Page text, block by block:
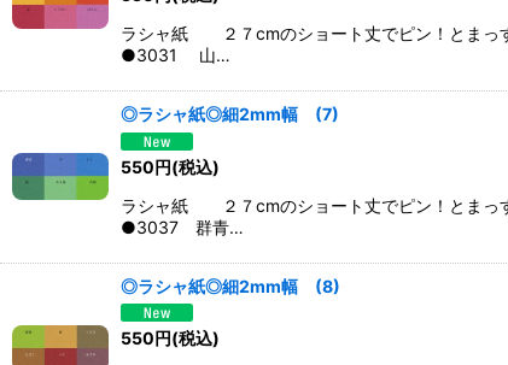
ラシャ紙 ２７cmのショート丈でピン！とまっ
●3031 山…
◎ラシャ紙◎細2mm幅 (7)
550円(税込)
ラシャ紙 ２７cmのショート丈でピン！とまっ
●3037 群青…
◎ラシャ紙◎細2mm幅 (8)
550円(税込)